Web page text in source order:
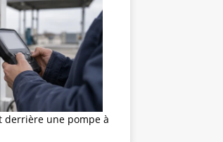
derrière une pompe à